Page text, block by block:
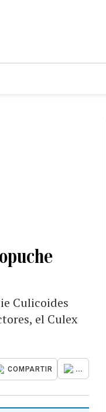
Culicoides
el Culex
COMPARTIR ...